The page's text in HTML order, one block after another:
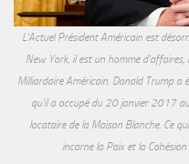
L'Actuel Président Américain est
New York, il est un homme
Milliardaire Américain. Donald Trump a
qu'il a occupé du 20 janvier 2017
locataire de la Maison Blanche. Ce
incarne la Paix et la